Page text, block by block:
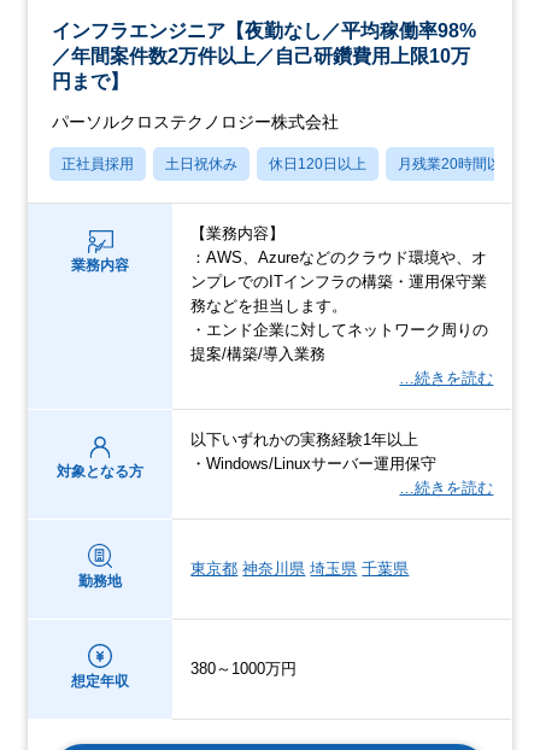
インフラエンジニア【夜勤なし／平均稼働率98%
／年間案件数2万件以上／自己研鑽費用上限10万
円まで】
パーソルクロステクノロジー株式会社
正社員採用 土日祝休み 休日120日以上 月残業20時間以内
業務内容
【業務内容】
：AWS、Azureなどのクラウド環境や、オ
ンプレでのITインフラの構築・運用保守業
務などを担当します。
・エンド企業に対してネットワーク周りの
提案/構築/導入業務
…続きを読む
対象となる方
以下いずれかの実務経験1年以上
・Windows/Linuxサーバー運用保守
…続きを読む
勤務地
東京都 神奈川県 埼玉県 千葉県
想定年収
380～1000万円